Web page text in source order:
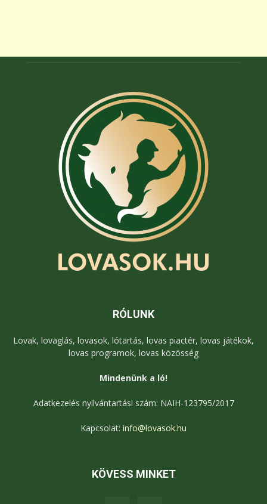
RÓLUNK
Lovak, lovaglás, lovasok, lótartás, lovas piactér, lovas játékok,
lovas programok, lovas közösség
Mindenünk a ló!
Adatkezelés nyilvántartási szám: NAIH-123795/2017
Kapcsolat: info@lovasok.hu
KÖVESS MINKET